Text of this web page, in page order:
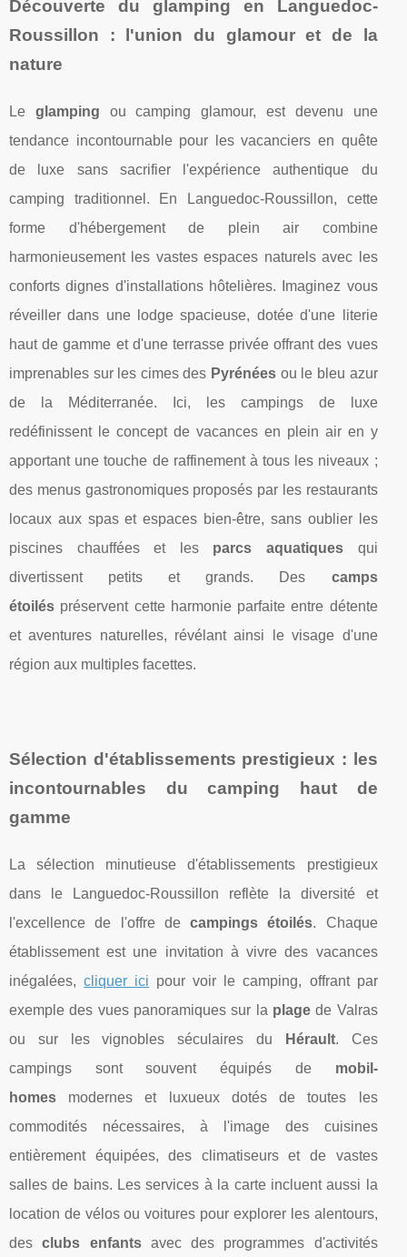
Découverte du glamping en Languedoc-
Roussillon : l'union du glamour et de la
nature
Le glamping ou camping glamour, est devenu une
tendance incontournable pour les vacanciers en quête
de luxe sans sacrifier l'expérience authentique du
camping traditionnel. En Languedoc-Roussillon, cette
forme d'hébergement de plein air combine
harmonieusement les vastes espaces naturels avec les
conforts dignes d'installations hôtelières. Imaginez vous
réveiller dans une lodge spacieuse, dotée d'une literie
haut de gamme et d'une terrasse privée offrant des vues
imprenables sur les cimes des Pyrénées ou le bleu azur
de la Méditerranée. Ici, les campings de luxe
redéfinissent le concept de vacances en plein air en y
apportant une touche de raffinement à tous les niveaux ;
des menus gastronomiques proposés par les restaurants
locaux aux spas et espaces bien-être, sans oublier les
piscines chauffées et les parcs aquatiques qui
divertissent petits et grands. Des camps
étoilés préservent cette harmonie parfaite entre détente
et aventures naturelles, révélant ainsi le visage d'une
région aux multiples facettes.
Sélection d'établissements prestigieux : les
incontournables ducamping haut de
gamme
La sélection minutieuse d'établissements prestigieux
dans le Languedoc-Roussillon reflète la diversité et
l'excellence de l'offre decampings étoilés. Chaque
établissement est une invitation à vivre des vacances
inégalées,cliquer ici pour voir le camping, offrant par
exemple des vues panoramiques sur la plagede Valras
ou sur les vignobles séculaires du
Hérault. Ces
campings sont souvent équipés de mobil-
homes modernes et luxueux dotés de toutes les
commodités nécessaires, à l'image des cuisines
entièrement équipées, des climatiseurs et de vastes
salles de bains. Les services à la carte incluent aussi la
location de vélos ou voitures pour explorer les alentours,
desclubs enfantsavec des programmes d'activités